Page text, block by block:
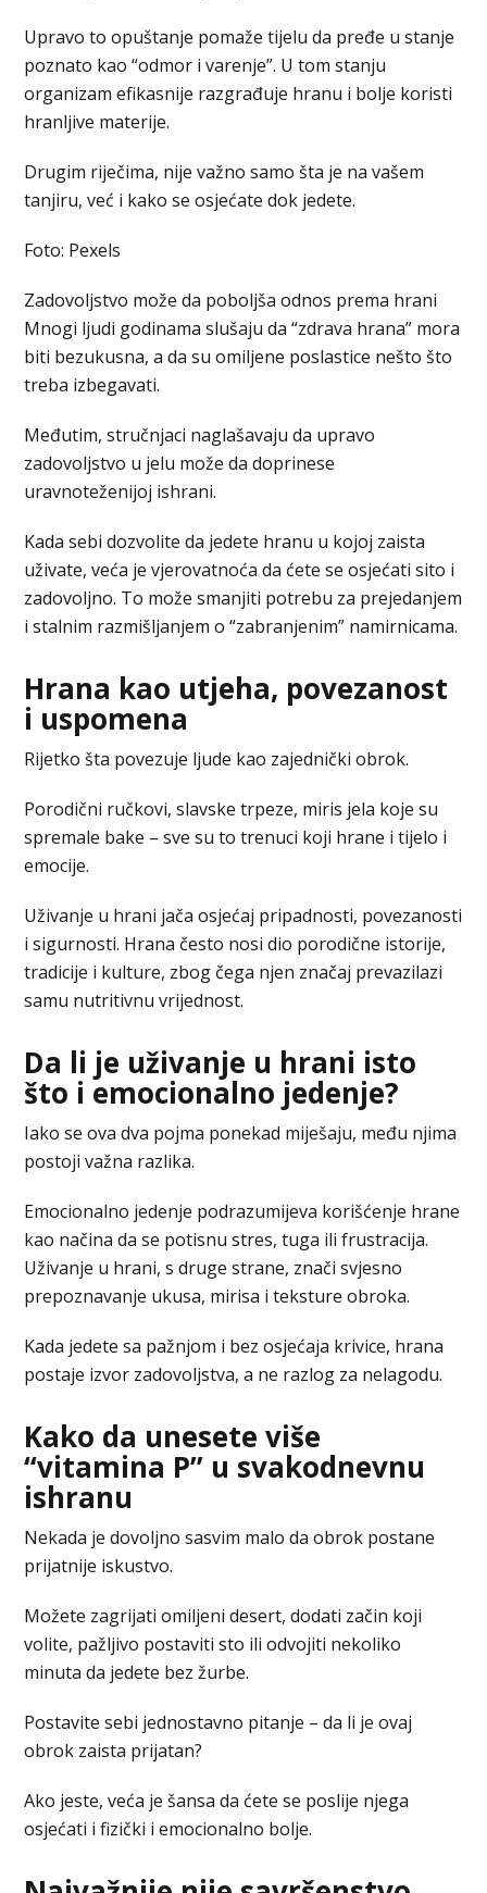
Upravo to opuštanje pomaže tijelu da pređe u stanje
poznato kao “odmor i varenje”. U tom stanju
organizam efikasnije razgrađuje hranu i bolje koristi
hranljive materije.
Drugim riječima, nije važno samo šta je na vašem
tanjiru, već i kako se osjećate dok jedete.
Foto: Pexels
Zadovoljstvo može da poboljša odnos prema hrani
Mnogi ljudi godinama slušaju da “zdrava hrana” mora
biti bezukusna, a da su omiljene poslastice nešto što
treba izbegavati.
Međutim, stručnjaci naglašavaju da upravo
zadovoljstvo u jelu može da doprinese
uravnoteženijoj ishrani.
Kada sebi dozvolite da jedete hranu u kojoj zaista
uživate, veća je vjerovatnoća da ćete se osjećati sito i
zadovoljno. To može smanjiti potrebu za prejedanjem
i stalnim razmišljanjem o “zabranjenim” namirnicama.
Hrana kao utjeha, povezanost
i uspomena
Rijetko šta povezuje ljude kao zajednički obrok.
Porodični ručkovi, slavske trpeze, miris jela koje su
spremale bake – sve su to trenuci koji hrane i tijelo i
emocije.
Uživanje u hrani jača osjećaj pripadnosti, povezanosti
i sigurnosti. Hrana često nosi dio porodične istorije,
tradicije i kulture, zbog čega njen značaj prevazilazi
samu nutritivnu vrijednost.
Da li je uživanje u hrani isto
što i emocionalno jedenje?
Iako se ova dva pojma ponekad miješaju, među njima
postoji važna razlika.
Emocionalno jedenje podrazumijeva korišćenje hrane
kao načina da se potisnu stres, tuga ili frustracija.
Uživanje u hrani, s druge strane, znači svjesno
prepoznavanje ukusa, mirisa i teksture obroka.
Kada jedete sa pažnjom i bez osjećaja krivice, hrana
postaje izvor zadovoljstva, a ne razlog za nelagodu.
Kako da unesete više
“vitamina P” u svakodnevnu
ishranu
Nekada je dovoljno sasvim malo da obrok postane
prijatnije iskustvo.
Možete zagrijati omiljeni desert, dodati začin koji
volite, pažljivo postaviti sto ili odvojiti nekoliko
minuta da jedete bez žurbe.
Postavite sebi jednostavno pitanje – da li je ovaj
obrok zaista prijatan?
Ako jeste, veća je šansa da ćete se poslije njega
osjećati i fizički i emocionalno bolje.